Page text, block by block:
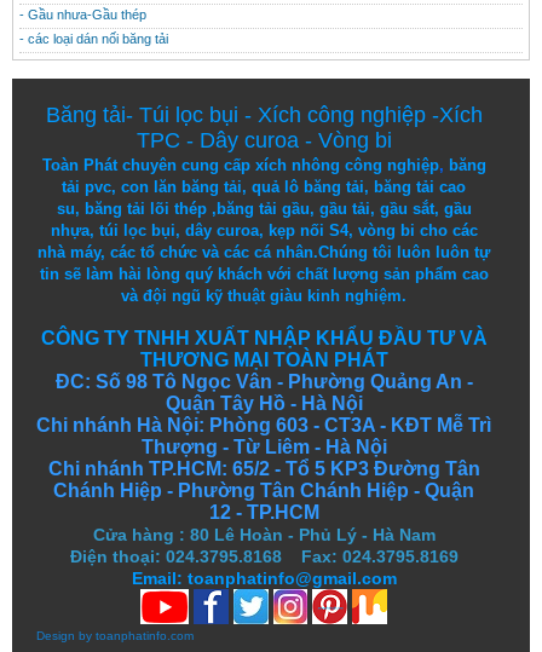
- Gầu nhưa-Gầu thép
- các loại dán nối băng tải
Băng tải- Túi lọc bụi - Xích công nghiệp-Xích
TPC - Dây curoa- Vòng bi
Toàn Phát chuyên cung cấp xích nhông công nghiệp, băng
tải pvc,con lăn băng tải,quả lô băng tải, băng tải cao
su, băng tải lõi thép, băng tải gầu, gầu tải, gầu sắt, gầu
nhựa, túi lọc bụi, dây curoa, kẹp nối S4, vòng bi cho các
nhà máy, các tổ chức và các cá nhân.Chúng tôi luôn luôn tự
tin sẽ làm hài lòng quý khách với chất lượng sảnphẩm cao
vàđội ngũ kỹ thuậtgiàu kinh nghiệm.
CÔNG TY TNHH XUẤT NHẬP KHẨU ĐẦU TƯ VÀ
THƯƠNG MẠI TOÀN PHÁT
ĐC: Số 98 Tô Ngọc Vân - Phường Quảng An -
Quận Tây Hồ - Hà Nội
Chi nhánh Hà Nội: Phòng 603 - CT3A - KĐT Mễ Trì
Thượng - Từ Liêm - Hà Nội
Chi nhánh TP.HCM: 65/2 - Tổ 5 KP3 Đường Tân
Chánh Hiệp - Phường Tân Chánh Hiệp - Quận
12 - TP.HCM
Cửa hàng : 80 Lê Hoàn - Phủ Lý - Hà Nam
Điện thoại: 024.3795.8168 Fax: 024.3795.8169
Email: toanphatinfo@gmail.com
Design by toanphatinfo.com